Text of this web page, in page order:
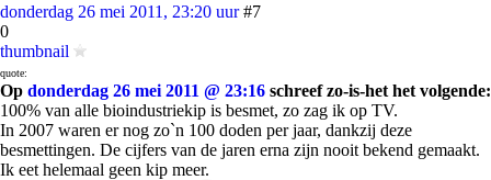
donderdag 26 mei 2011, 23:20 uur #7
0
thumbnail
quote:
Op donderdag 26 mei 2011 @ 23:16 schreef zo-is-het het volgende:
100% van alle bioindustriekip is besmet, zo zag ik op TV.
In 2007 waren er nog zo`n 100 doden per jaar, dankzij deze
besmettingen. De cijfers van de jaren erna zijn nooit bekend gemaakt.
Ik eet helemaal geen kip meer.